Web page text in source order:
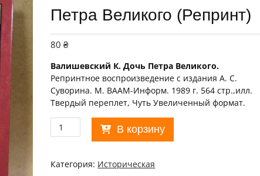
Петра Великого (Репринт)
80₴
Валишевский К. Дочь Петра Великого.
Репринтное воспроизведение с издания А. С.
Суворина. М. ВААМ-Информ. 1989 г. 564 стр.,илл.
Твердый переплет, Чуть Увеличенный формат.
Количество
товара
Валишевский.
В корзину
Категория: Историческая